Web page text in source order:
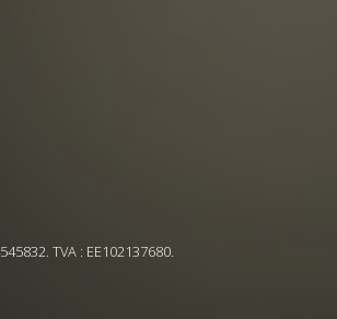
TVA : EE102137680.